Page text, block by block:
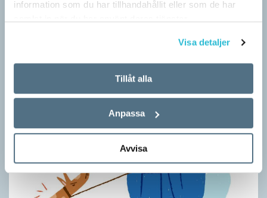
information som du har tillhandahållit eller som de har
Visa detaljer
Tillåt alla
Anpassa
Avvisa
Pronomen avslöjar vem som ska tala
Vid två års ålder har barn begränsad förståelse för
i turtagning i samtal. Förmågan utvecklas ytterligare i takt med…